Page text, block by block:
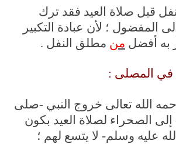
قبل صلاة العيد فقد ترك
المفضول ؛ لأن عبادة التكبير
به أفضل من مطلق النفل .
في المصلى :
الله تعالى خروج النبي -صلى
إلى الصحراء لصلاة العيد بكون
عليه وسلم- لا يتسع لهم ؛